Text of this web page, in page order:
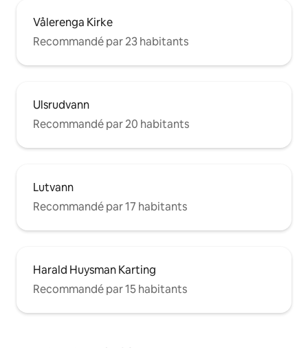
Vålerenga Kirke
Recommandé par 23 habitants
Ulsrudvann
Recommandé par 20 habitants
Lutvann
Recommandé par 17 habitants
Harald Huysman Karting
Recommandé par 15 habitants